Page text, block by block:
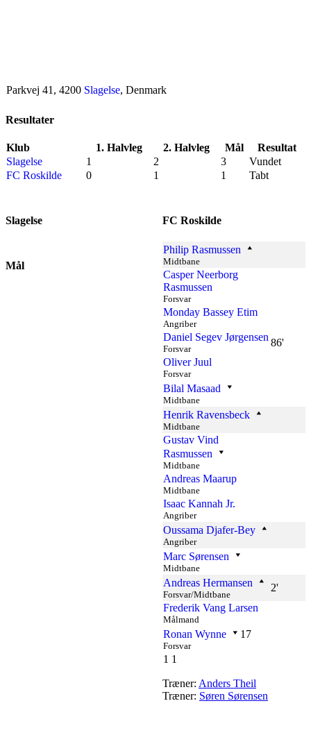
Parkvej 41, 4200 Slagelse, Denmark
Resultater
Klub 1. Halvleg 2. Halvleg Mål
Resultat
Slagelse
1 2 3
Vundet
FC Roskilde
0 1 1 Tabt
Slagelse FC Roskilde
Philip Rasmussen
Midtbane
Casper Neerborg
Rasmussen
Forsvar
Monday Bassey Etim
Angriber
Daniel Segev Jørgensen
Forsvar
86'
Oliver Juul
Forsvar
Bilal Masaad
Midtbane
Henrik Ravensbeck
Midtbane
Gustav Vind
Rasmussen
Midtbane
Andreas Maarup
Midtbane
Isaac Kannah Jr.
Angriber
Oussama Djafer-Bey
Angriber
Marc Sørensen
Midtbane
Andreas Hermansen
Forsvar/Midtbane
2'
Frederik Vang Larsen
Målmand
Ronan Wynne 17
Forsvar
1 1
Træner: Anders Theil
Træner: Søren Sørensen
Mål